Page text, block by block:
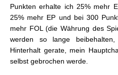
Punkten erhalte ich 25% mehr
25% mehr EP und bei 300
mehr FOL (die Währung des
werden so lange
Hinterhalt gerate, mein
selbst gebrochen werde.